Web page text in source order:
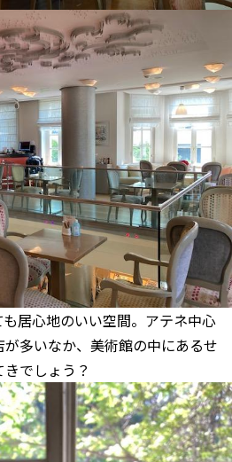
居心地のいい空間。アテネ中心
多いなか、美術館の中にあるせ
でしょう？